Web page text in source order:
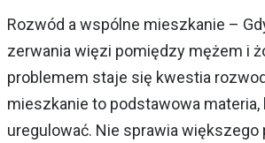
Rozwód a wspólne mieszkanie –
zerwania więzi pomiędzy mężem i
problemem staje się kwestia
mieszkanie to podstawowa materia,
uregulować. Nie sprawia większego